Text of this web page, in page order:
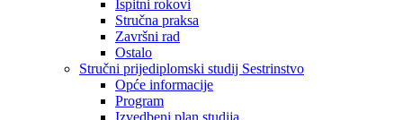
Ispitni rokovi
Stručna praksa
Završni rad
Ostalo
Stručni prijediplomski studij Sestrinstvo
Opće informacije
Program